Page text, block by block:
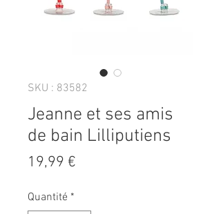
SKU : 83582
Jeanne et ses amis
de bain Lilliputiens
19,99 €
Quantité *